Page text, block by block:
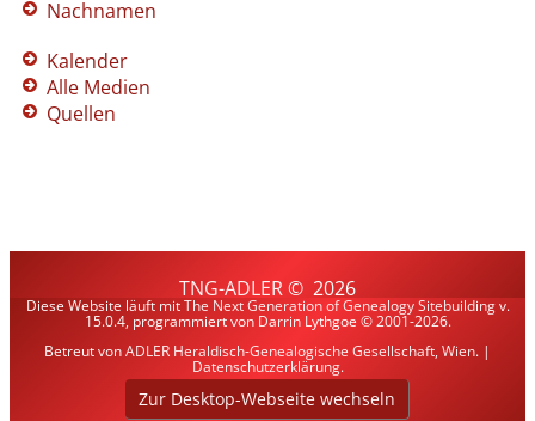
Nachnamen
Kalender
Alle Medien
Quellen
TNG-ADLER© 2026
Diese Website läuft mitThe Next Generation of Genealogy Sitebuildingv.
15.0.4, programmiert von Darrin Lythgoe © 2001-2026.
Betreut vonADLER Heraldisch-Genealogische Gesellschaft, Wien. |
Datenschutzerklärung.
Zur Desktop-Webseite wechseln